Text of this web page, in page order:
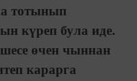
тотынып
күреп була иде.
өчен чыннан
карарга